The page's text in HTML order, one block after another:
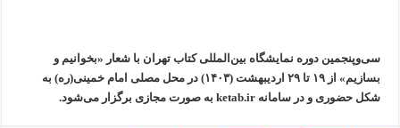
سی‌وپنجمین دوره نمایشگاه بین‌المللی کتاب تهران با شعار «بخوانیم و
بسازیم» از ۱۹ تا ۲۹ اردیبهشت (۱۴۰۳) در محل مصلی امام خمینی(ره) به
شکل حضوری و در سامانه ketab.ir به صورت مجازی برگزار می‌شود.